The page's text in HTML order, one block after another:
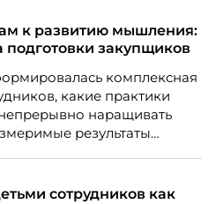
к развитию мышления:
подготовки закупщиков
комплексная
какие практики
наращивать
результаты
изоляция»
сотрудников как